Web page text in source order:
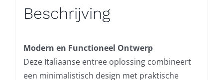
Beschrijving
Modern en Functioneel Ontwerp
Deze Italiaanse entree oplossing combineert
een minimalistisch design met praktische